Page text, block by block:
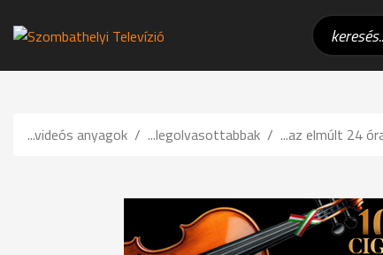
...videós anyagok ...legolvasottabbak ...az elmúlt 24